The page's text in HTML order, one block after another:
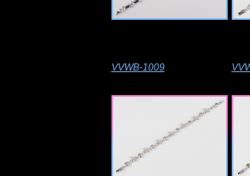
VVWB-1009